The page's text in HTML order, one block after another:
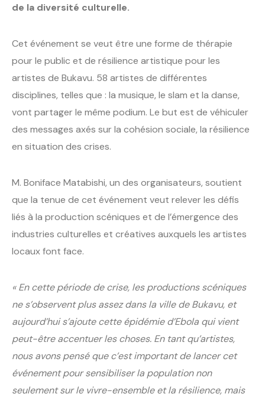
de la diversité culturelle.
Cet événement se veut être une forme de thérapie
pour le public et de résilience artistique pour les
artistes de Bukavu. 58 artistes de différentes
disciplines, telles que : la musique, le slam et la danse,
vont partager le même podium. Le but est de véhiculer
des messages axés sur la cohésion sociale, la résilience
en situation des crises.
M. Boniface Matabishi, un des organisateurs, soutient
que la tenue de cet événement veut relever les défis
liés à la production scéniques et de l’émergence des
industries culturelles et créatives auxquels les artistes
locaux font face.
« En cette période de crise, les productions scéniques
ne s’observent plus assez dans la ville de Bukavu, et
aujourd’hui s’ajoute cette épidémie d’Ebola qui vient
peut-être accentuer les choses. En tant qu’artistes,
nous avons pensé que c’est important de lancer cet
événement pour sensibiliser la population non
seulement sur le vivre-ensemble et la résilience, mais